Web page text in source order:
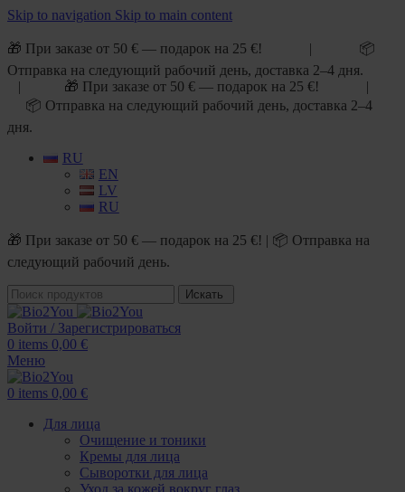
Skip to navigation Skip to main content
🎁 При заказе от 50 € — подарок на 25 €! | 📦
Отправка на следующий рабочий день, доставка 2–4 дня.
| 🎁 При заказе от 50 € — подарок на 25 €! |
📦 Отправка на следующий рабочий день, доставка 2–4
дня.
RU
EN
LV
RU
🎁 При заказе от 50 € — подарок на 25 €! | 📦 Отправка на
следующий рабочий день.
Искать
Войти / Зарегистрироваться
0 items 0,00 €
Меню
0 items 0,00 €
Для лица
Очищение и тоники
Кремы для лица
Сыворотки для лица
Уход за кожей вокруг глаз